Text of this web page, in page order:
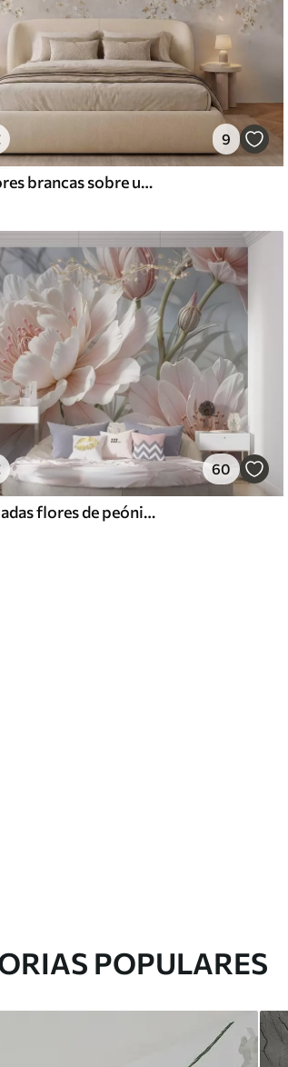
9
Ramos com flores brancas sobre um fundo bege suave
60
Grandes e delicadas flores de peónia brancas e cor-de-rosa com pétalas macias e fofas sobre um fundo cinzento esbatido
POPULARES